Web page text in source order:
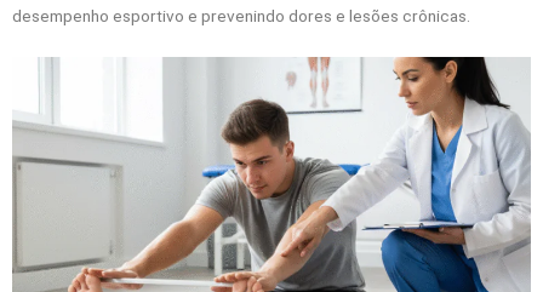
desempenho esportivo e prevenindo dores e lesões crônicas.